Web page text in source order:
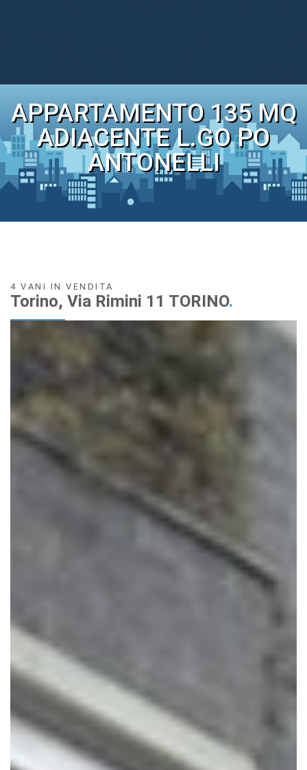
APPARTAMENTO 135 MQ
ADIACENTE L.GO PO
ANTONELLI
4 VANI IN VENDITA
Torino, Via Rimini 11 TORINO.